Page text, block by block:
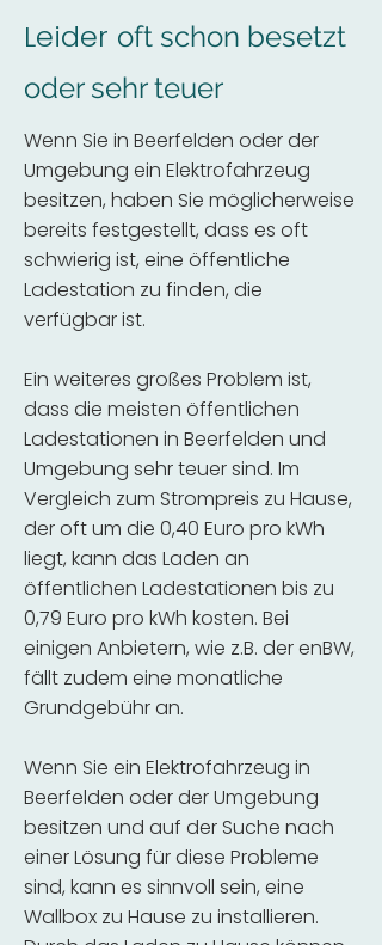
Leider oft schon besetzt
oder sehr teuer
Wenn Sie in Beerfelden oder der
Umgebung ein Elektrofahrzeug
besitzen, haben Sie möglicherweise
bereits festgestellt, dass es oft
schwierig ist, eine öffentliche
Ladestation zu finden, die
verfügbar ist.
Ein weiteres großes Problem ist,
dass die meisten öffentlichen
Ladestationen in Beerfelden und
Umgebung sehr teuer sind. Im
Vergleich zum Strompreis zu Hause,
der oft um die 0,40 Euro pro kWh
liegt, kann das Laden an
öffentlichen Ladestationen bis zu
0,79 Euro pro kWh kosten. Bei
einigen Anbietern, wie z.B. der enBW,
fällt zudem eine monatliche
Grundgebühr an.
Wenn Sie ein Elektrofahrzeug in
Beerfelden oder der Umgebung
besitzen und auf der Suche nach
einer Lösung für diese Probleme
sind, kann es sinnvoll sein, eine
Wallbox zu Hause zu installieren.